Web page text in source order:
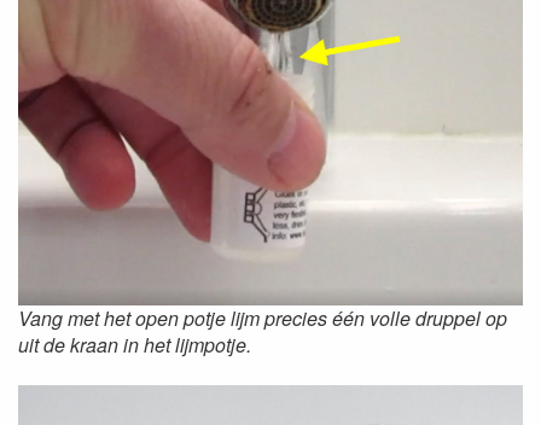
Vang met het open potje lijm precies één volle druppel op
uit de kraan in het lijmpotje.